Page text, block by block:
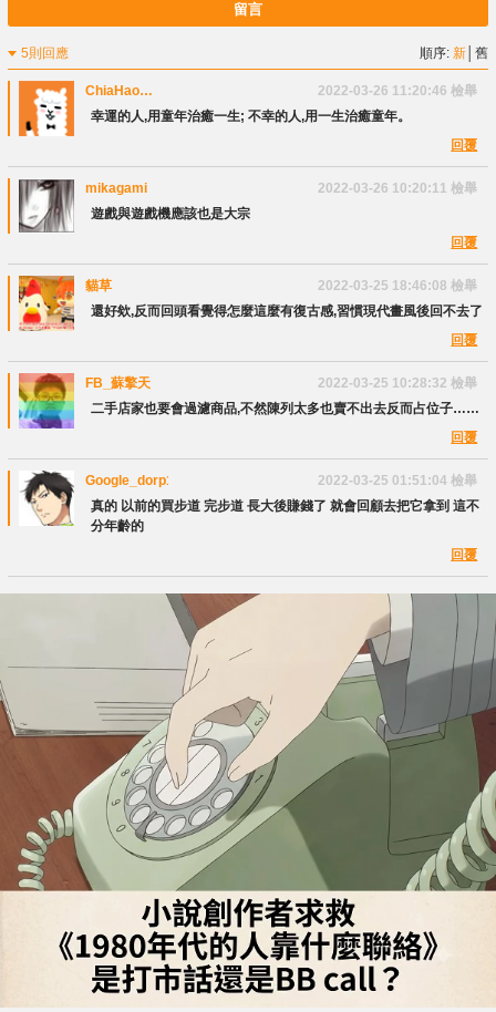
留言
5則回應 順序:新 │舊
ChiaHao
Chang
2022-03-26 11:20:46 檢舉
幸運的人,用童年治癒一生; 不幸的人,用一生治癒童年。
回覆
mikagami 2022-03-26 10:20:11 檢舉
遊戲與遊戲機應該也是大宗
回覆
貓草 2022-03-25 18:46:08 檢舉
還好欸,反而回頭看覺得怎麼這麼有復古感,習慣現代畫風後回不去了
回覆
FB_蘇擎天 2022-03-25 10:28:32 檢舉
二手店家也要會過濾商品,不然陳列太多也賣不出去反而占位子……
回覆
Google_dorp1000 2022-03-25 01:51:04 檢舉
真的 以前的買步道 完步道 長大後賺錢了 就會回顧去把它拿到 這不
分年齡的
回覆